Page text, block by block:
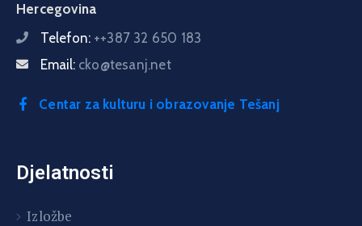
Hercegovina
Telefon: ++387 32 650 183
Email: cko@tesanj.net
Centar za kulturu i obrazovanje Tešanj
Djelatnosti
Izložbe